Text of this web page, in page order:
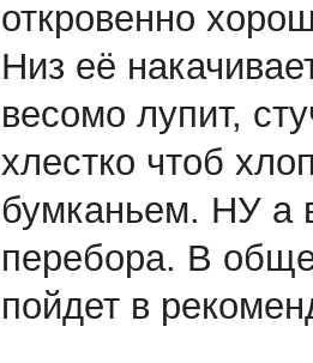
откровенно
Низ её
весомо лупит,
хлестко чтоб
бумканьем. НУ а
перебора. В
пойдет в